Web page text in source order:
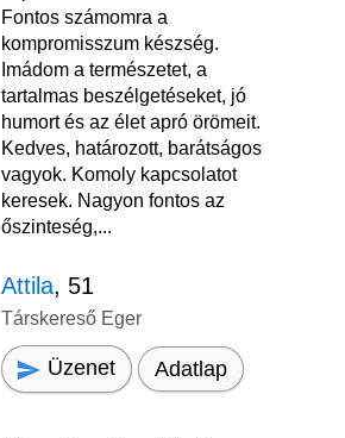
Fontos számomra a
kompromisszum készség.
Imádom a természetet, a
tartalmas beszélgetéseket, jó
humort és az élet apró örömeit.
Kedves, határozott, barátságos
vagyok. Komoly kapcsolatot
keresek. Nagyon fontos az
őszinteség,...
Attila, 51
Társkereső Eger
Üzenet Adatlap